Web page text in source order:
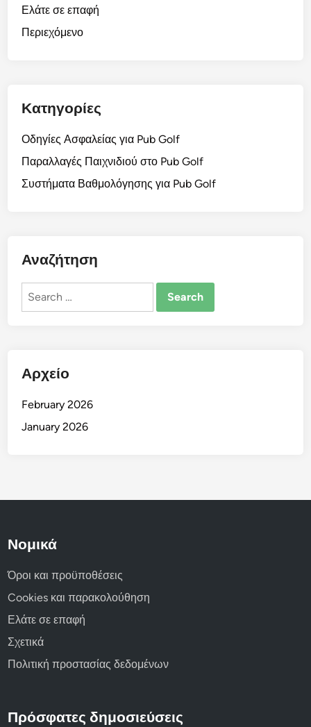
Ελάτε σε επαφή
Περιεχόμενο
Κατηγορίες
Οδηγίες Ασφαλείας για Pub Golf
Παραλλαγές Παιχνιδιού στο Pub Golf
Συστήματα Βαθμολόγησης για Pub Golf
Αναζήτηση
Search
Αρχείο
February 2026
January 2026
Νομικά
Όροι και προϋποθέσεις
Cookies και παρακολούθηση
Ελάτε σε επαφή
Σχετικά
Πολιτική προστασίας δεδομένων
Πρόσφατες δημοσιεύσεις